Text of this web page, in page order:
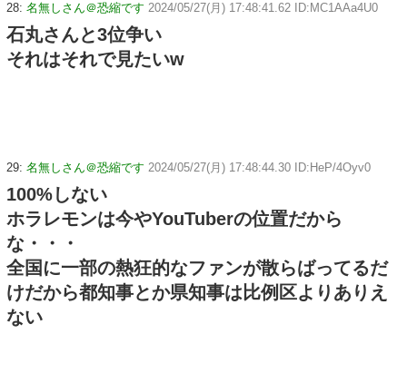
28: 名無しさん＠恐縮です 2024/05/27(月) 17:48:41.62 ID:MC1AAa4U0
石丸さんと3位争い
それはそれで見たいw
29: 名無しさん＠恐縮です 2024/05/27(月) 17:48:44.30 ID:HeP/4Oyv0
100%しない
ホラレモンは今やYouTuberの位置だから
な・・・
全国に一部の熱狂的なファンが散らばってるだ
けだから都知事とか県知事は比例区よりありえ
ない